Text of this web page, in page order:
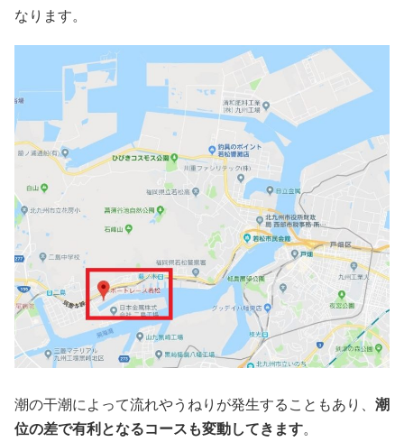
なります。
潮の干潮によって流れやうねりが発生することもあり、 潮
位の差で有利となるコースも変動してきます。